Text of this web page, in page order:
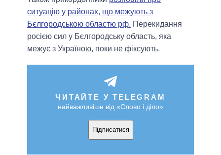
ситуацію у районах, що межують з
Бєлгородською областю рф. Перекидання
росією сил у Бєлгородську область, яка
межує з Україною, поки не фіксують.
ЧИТАЙТЕ У TELEGRAM
найважливіше від «Слово і діло»
Підписатися